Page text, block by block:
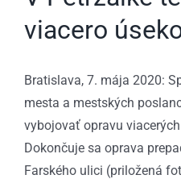
viacero
Bratislava, 7. mája 2020:
mesta a mestských
vybojovať opravu
Dokončuje sa oprava
Farského ulici (priložená